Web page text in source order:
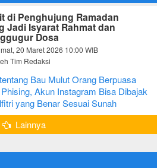
di Penghujung Ramadan
Jadi Isyarat Rahmat dan
Dosa
20 Maret 2026 10:00 WIB
Tim Redaksi
Bau Mulut Orang Berpuasa
MengganguAkun Instagram Bisa Dibajak
yang Benar Sesuai Sunah
Lainnya